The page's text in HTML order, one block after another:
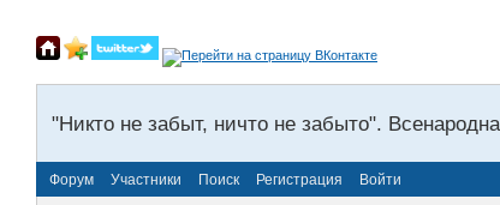
"Никто не забыт, ничто не забыто".
Форум Участники Поиск Регистрация Войти